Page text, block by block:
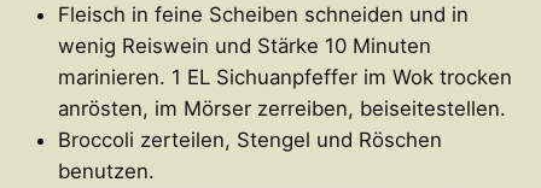
Fleisch in feine Scheiben schneiden und in
wenig Reiswein und Stärke 10 Minuten
marinieren. 1 EL Sichuanpfeffer im Wok trocken
anrösten, im Mörser zerreiben, beiseitestellen.
Broccoli zerteilen, Stengel und Röschen
benutzen.